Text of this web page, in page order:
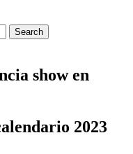
Search
show en
2023